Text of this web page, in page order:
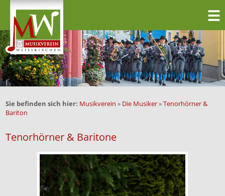
Sie befinden sich hier: Musikverein » Die Musiker»Tenorhörner &
Bariton
Tenorhörner & Baritone